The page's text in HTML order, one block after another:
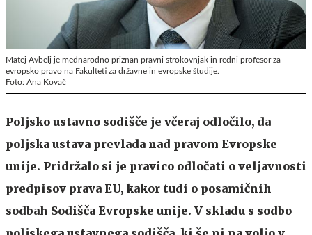
Matej Avbelj je mednarodno priznan pravni strokovnjak in redni profesor za
evropsko pravo na Fakulteti za državne in evropske študije.
Foto: Ana Kovač
Poljsko ustavno sodišče je včeraj odločilo, da
poljska ustava prevlada nad pravom Evropske
unije. Pridržalo si je pravico odločati o veljavnosti
predpisov prava EU, kakor tudi o posamičnih
sodbah Sodišča Evropske unije. V skladu s sodbo